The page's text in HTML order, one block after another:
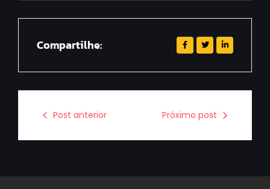
Compartilhe:
Post anterior Próximo post